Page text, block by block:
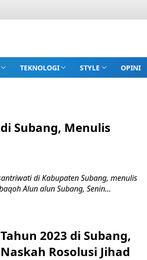
TEKNOLOGI STYLE OPINI
Subang, Menulis
di Kabupaten Subang, menulis
Alun alun Subang, Senin...
2023 di Subang,
Rosolusi Jihad